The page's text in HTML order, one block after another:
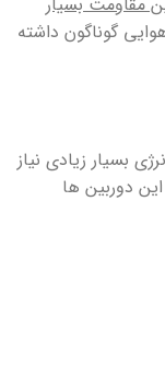
گوناگون داشته
بسیار زیادی نیاز
دوربین ها